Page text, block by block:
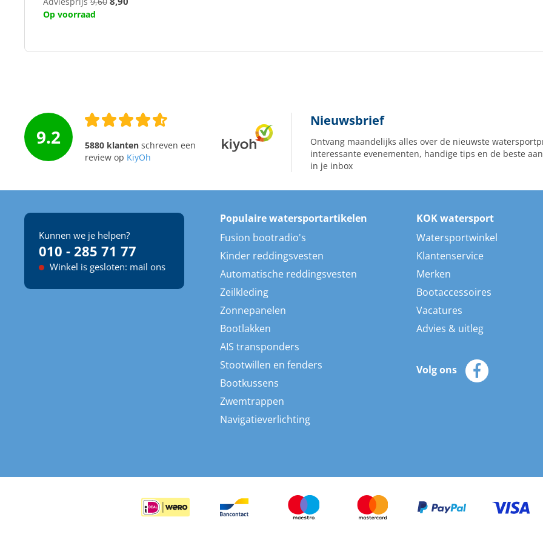
Op voorraad
9.2 5880 klantenschreven een
review op KiyOh
Nieuwsbrief
Ontvang maandelijks alles over de nieuwste
interessante evenementen, handige tips en de beste
in je inbox
Kunnen we je helpen?
010 - 285 71 77
Winkel is gesloten: mail ons
Populaire watersportartikelen
Fusion bootradio's
Kinder reddingsvesten
Automatische reddingsvesten
Zeilkleding
Zonnepanelen
Bootlakken
AIS transponders
Stootwillen en fenders
Bootkussens
Zwemtrappen
Navigatieverlichting
KOK watersport
Watersportwinkel
Klantenservice
Merken
Bootaccessoires
Vacatures
Advies & uitleg
Volg ons